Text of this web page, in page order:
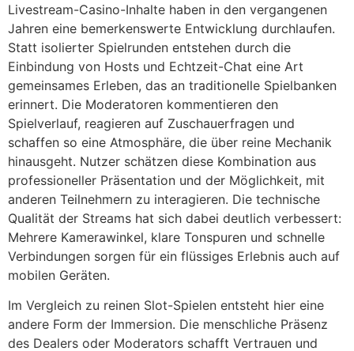
Livestream-Casino-Inhalte haben in den vergangenen
Jahren eine bemerkenswerte Entwicklung durchlaufen.
Statt isolierter Spielrunden entstehen durch die
Einbindung von Hosts und Echtzeit-Chat eine Art
gemeinsames Erleben, das an traditionelle Spielbanken
erinnert. Die Moderatoren kommentieren den
Spielverlauf, reagieren auf Zuschauerfragen und
schaffen so eine Atmosphäre, die über reine Mechanik
hinausgeht. Nutzer schätzen diese Kombination aus
professioneller Präsentation und der Möglichkeit, mit
anderen Teilnehmern zu interagieren. Die technische
Qualität der Streams hat sich dabei deutlich verbessert:
Mehrere Kamerawinkel, klare Tonspuren und schnelle
Verbindungen sorgen für ein flüssiges Erlebnis auch auf
mobilen Geräten.
Im Vergleich zu reinen Slot-Spielen entsteht hier eine
andere Form der Immersion. Die menschliche Präsenz
des Dealers oder Moderators schafft Vertrauen und